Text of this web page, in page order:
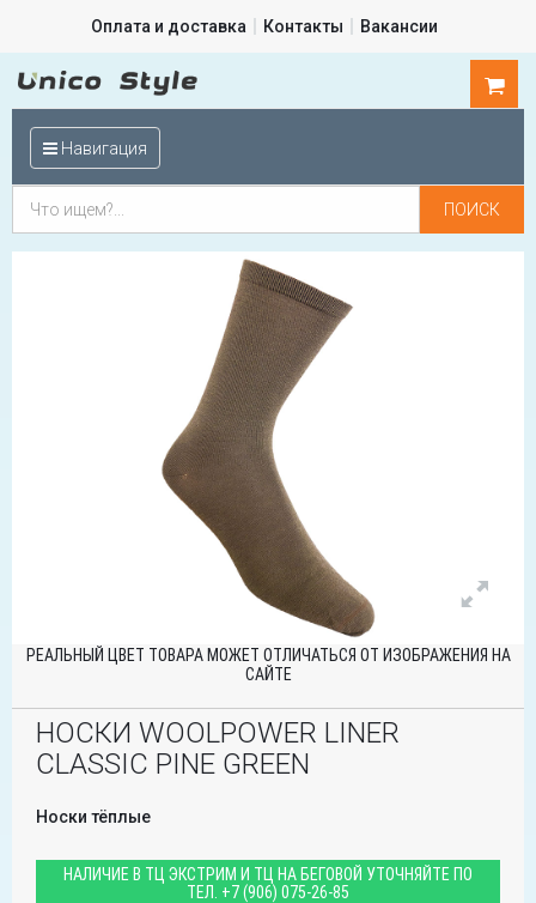
Оплата и доставка Контакты Вакансии
Навигация
РЕАЛЬНЫЙ ЦВЕТ ТОВАРА МОЖЕТ ОТЛИЧАТЬСЯ ОТ ИЗОБРАЖЕНИЯ НА
САЙТЕ
НОСКИ WOOLPOWER LINER
CLASSIC PINE GREEN
Носки тёплые
НАЛИЧИЕ В ТЦ ЭКСТРИМ И ТЦ НА БЕГОВОЙ УТОЧНЯЙТЕ ПО
ТЕЛ. +7 (906) 075-26-85